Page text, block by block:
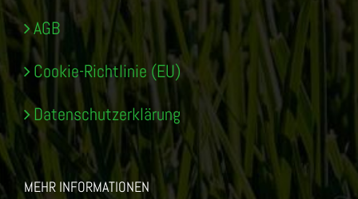
AGB
Cookie-Richtlinie (EU)
Datenschutzerklärung
MEHR INFORMATIONEN